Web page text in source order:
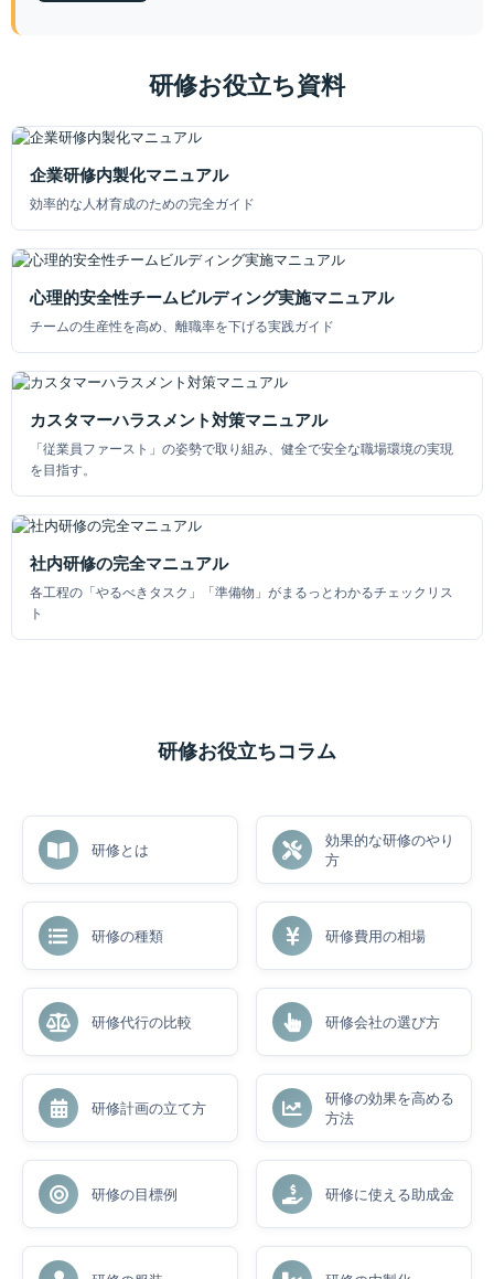
研修お役立ち資料
企業研修内製化マニュアル
効率的な人材育成のための完全ガイド
心理的安全性チームビルディング実施マニュアル
チームの生産性を高め、離職率を下げる実践ガイド
カスタマーハラスメント対策マニュアル
「従業員ファースト」の姿勢で取り組み、健全で安全な職場環境の実現
を目指す。
社内研修の完全マニュアル
各工程の「やるべきタスク」「準備物」がまるっとわかるチェックリス
ト
研修お役立ちコラム
研修とは
効果的な研修のやり
方
研修の種類 研修費用の相場
研修代行の比較 研修会社の選び方
研修計画の立て方
研修の効果を高める
方法
研修の目標例 研修に使える助成金